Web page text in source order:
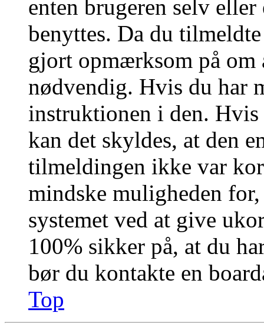
enten brugeren selv
benyttes. Da du
gjort opmærksom på
nødvendig. Hvis du har
instruktionen i den.
kan det skyldes, at den
tilmeldingen ikke var
mindske muligheden
systemet ved at give
100% sikker på, at du
bør du kontakte en
Top